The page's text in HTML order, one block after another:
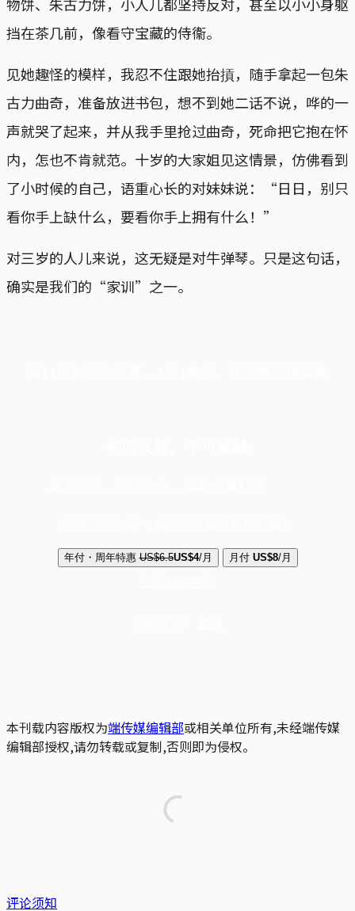
挡在茶几前，像看守宝藏的侍衞。
见她趣怪的模样，我忍不住跟她抬摃，随手拿起一包朱
古力曲奇，准备放进书包，想不到她二话不说，哗的一
声就哭了起来，并从我手里抢过曲奇，死命把它抱在怀
内，怎也不肯就范。十岁的大家姐见这情景，仿佛看到
了小时候的自己，语重心长的对妹妹说：“日日，别只
看你手上缺什么，要看你手上拥有什么！”
对三岁的人儿来说，这无疑是对牛弹琴。只是这句话，
确实是我们的“家训”之一。
年付・周年特惠 US$6.5US$4/月 月付 US$8/月
本刊载内容版权为端传媒编辑部或相关单位所有,未经端传媒
编辑部授权,请勿转载或复制,否则即为侵权。
评论须知